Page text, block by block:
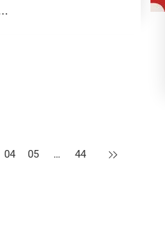
04 05 … 44 下一页